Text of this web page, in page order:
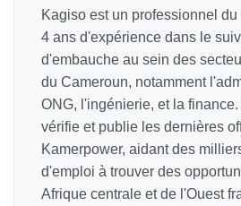
Kagiso est un professionnel
4 ans d'expérience dans le
d'embauche au sein des
du Cameroun, notamment
ONG, l'ingénierie, et la
vérifie et publie les dernières
Kamerpower, aidant des
d'emploi à trouver des
Afrique centrale et de l'Ouest